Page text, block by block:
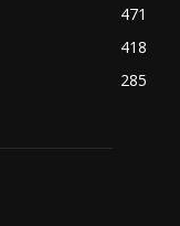
471
418
285